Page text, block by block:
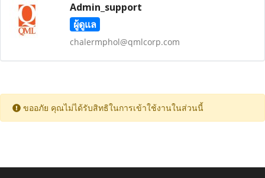
Admin_support
ผู้ดูแล
chalermphol@qmlcorp.com
ขออภัย คุณไม่ได้รับสิทธิในการเข้าใช้งานในส่วนนี้